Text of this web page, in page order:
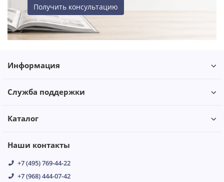
Получить консультацию
Информация
Служба поддержки
Каталог
Наши контакты
+7 (495) 769-44-22
+7 (968) 444-07-42